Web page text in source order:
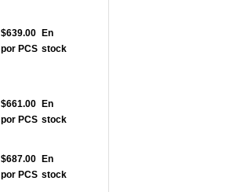
$639.00
por PCS
En
stock
$661.00
por PCS
En
stock
$687.00
por PCS
En
stock